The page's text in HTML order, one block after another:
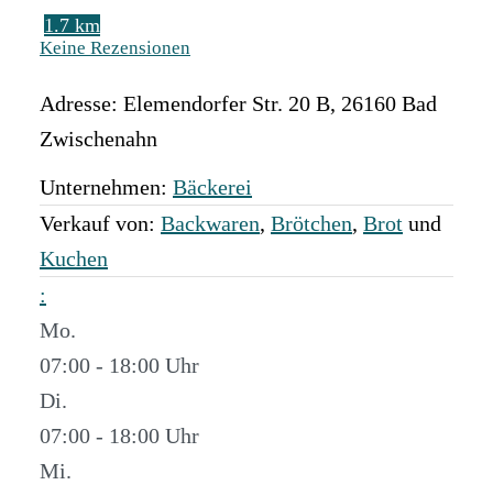
1.7 km
Keine Rezensionen
Adresse: Elemendorfer Str. 20 B, 26160 Bad
Zwischenahn
Unternehmen: Bäckerei
Verkauf von: Backwaren, Brötchen, Brot und
Kuchen
:
Mo.
07:00 - 18:00
Di.
07:00 - 18:00
Mi.